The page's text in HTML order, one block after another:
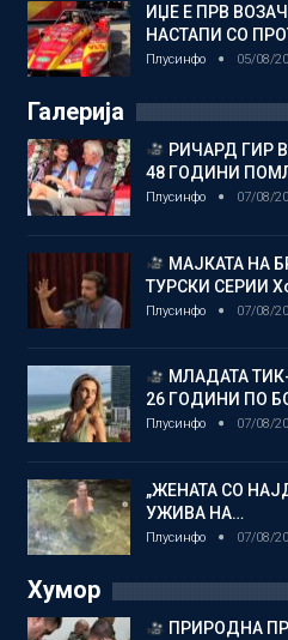
ИЏЕ Е ПРВ
НАСТАПИ СО
Плусинфо 05/08/
Галерија
РИЧАРД ГИР
48 ГОДИНИ
Плусинфо 07/08/
МАЈКАТА НА
ТУРСКИ СЕРИИ
Плусинфо 07/08/
МЛАДАТА
26 ГОДИНИ ПО
Плусинфо 07/08/
„ЖЕНАТА СО
УЖИВА НА…
Плусинфо 07/08/
Хумор
ПРИРОДНА